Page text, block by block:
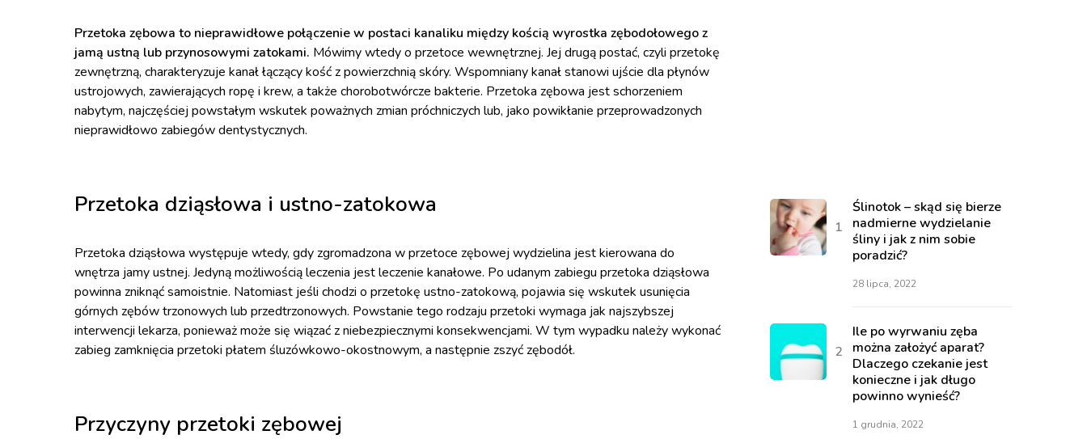
Przetoka zębowa to nieprawidłowe połączenie w postaci kanaliku między kością wyrostka zębodołowego z
jamą ustną lub przynosowymi zatokami. Mówimy wtedy o przetoce wewnętrznej. Jej drugą postać, czyli przetokę
zewnętrzną, charakteryzuje kanał łączący kość z powierzchnią skóry. Wspomniany kanał stanowi ujście dla płynów
ustrojowych, zawierających ropę i krew, a także chorobotwórcze bakterie. Przetoka zębowa jest schorzeniem
nabytym, najczęściej powstałym wskutek poważnych zmian próchniczych lub, jako powikłanie przeprowadzonych
nieprawidłowo zabiegów dentystycznych.
Przetoka dziąsłowa i ustno-zatokowa
Przetoka dziąsłowa występuje wtedy, gdy zgromadzona w przetoce zębowej wydzielina jest kierowana do
wnętrza jamy ustnej. Jedyną możliwością leczenia jest leczenie kanałowe. Po udanym zabiegu przetoka dziąsłowa
powinna zniknąć samoistnie. Natomiast jeśli chodzi o przetokę ustno-zatokową, pojawia się wskutek usunięcia
górnych zębów trzonowych lub przedtrzonowych. Powstanie tego rodzaju przetoki wymaga jak najszybszej
interwencji lekarza, ponieważ może się wiązać z niebezpiecznymi konsekwencjami. W tym wypadku należy wykonać
zabieg zamknięcia przetoki płatem śluzówkowo-okostnowym, a następnie zszyć zębodół.
Przyczyny przetoki zębowej
Ślinotok – skąd się bierze
nadmierne wydzielanie
śliny i jak z nim sobie
poradzić?
28 lipca, 2022
Ile po wyrwaniu zęba
można założyć aparat?
Dlaczego czekanie jest
konieczne i jak długo
powinno wynieść?
1 grudnia, 2022